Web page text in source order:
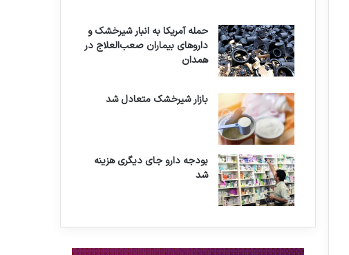
حمله آمریکا به انبار شیرخشک و
داروهای بیماران صعب‌العلاج در
همدان
بازار شیرخشک متعادل شد
بودجه دارو جای دیگری هزینه
شد